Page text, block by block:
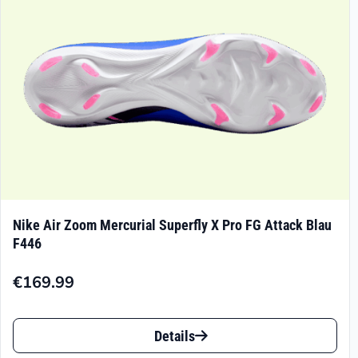
Produktseite
gewählt
werden
Nike Air Zoom Mercurial Superfly X Pro FG Attack Blau
F446
€169.99
Dieses
Produkt
Details